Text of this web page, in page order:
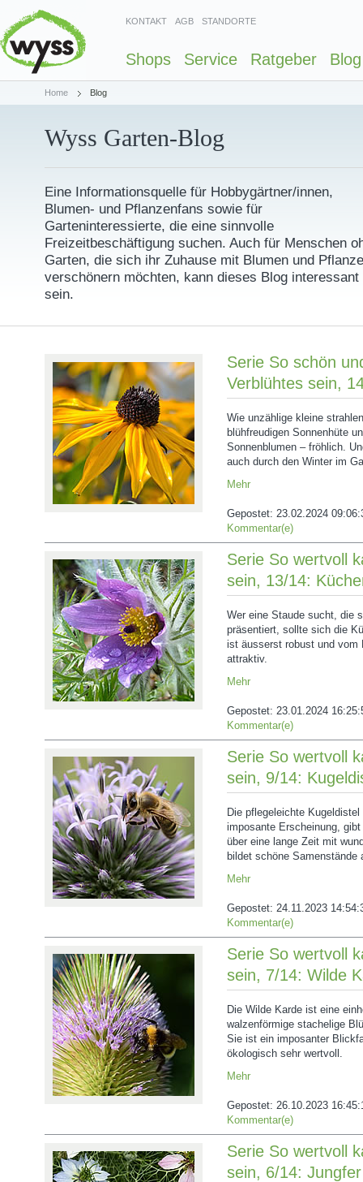
KONTAKT AGB STANDORTE
Shops Service Ratgeber Blog
Home Blog
Wyss Garten-Blog
Eine Informationsquelle für Hobbygärtner/innen,
Blumen- und Pflanzenfans sowie für
Garteninteressierte, die eine sinnvolle
Freizeitbeschäftigung suchen. Auch für Menschen
Garten, die sich ihr Zuhause mit Blumen und
verschönern möchten, kann dieses Blog interessant
sein.
Serie So schön
Verblühtes sein,
Wie unzählige kleine
blühfreudigen Sonnenhüte
Sonnenblumen – fröhlich.
auch durch den Winter im
Mehr
Gepostet: 23.02.2024
Kommentar(e)
Serie So wertvoll
sein, 13/14:
Wer eine Staude sucht, die
präsentiert, sollte sich die
ist äusserst robust und vom
attraktiv.
Mehr
Gepostet: 23.01.2024
Kommentar(e)
Serie So wertvoll
sein, 9/14:
Die pflegeleichte
imposante Erscheinung,
über eine lange Zeit mit
bildet schöne Samenstände
Mehr
Gepostet: 24.11.2023
Kommentar(e)
Serie So wertvoll
sein, 7/14: Wilde
Die Wilde Karde ist eine
walzenförmige stachelige
Sie ist ein imposanter
ökologisch sehr wertvoll.
Mehr
Gepostet: 26.10.2023
Kommentar(e)
Serie So wertvoll
sein, 6/14: